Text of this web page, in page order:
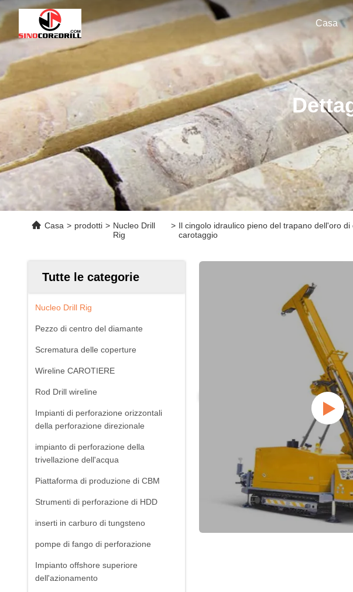
Casa
Casa > prodotti > Nucleo Drill
Rig
> Il cingolo idraulico pieno del trapano dell'oro
carotaggio
Tutte le categorie
Nucleo Drill Rig
Pezzo di centro del diamante
Scrematura delle coperture
Wireline CAROTIERE
Rod Drill wireline
Impianti di perforazione orizzontali
della perforazione direzionale
impianto di perforazione della
trivellazione dell'acqua
Piattaforma di produzione di CBM
Strumenti di perforazione di HDD
inserti in carburo di tungsteno
pompe di fango di perforazione
Impianto offshore superiore
dell'azionamento